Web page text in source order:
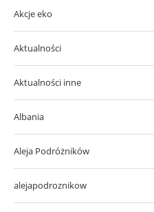
Akcje eko
Aktualności
Aktualności inne
Albania
Aleja Podróżników
alejapodroznikow